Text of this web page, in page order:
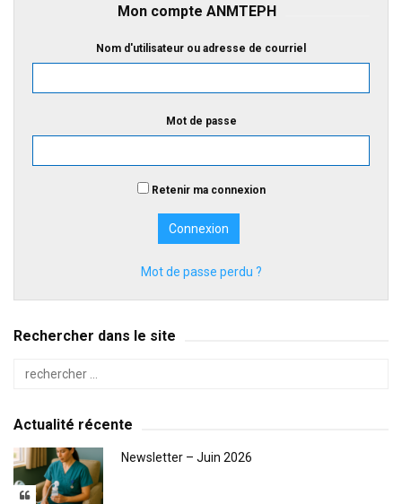
Mon compte ANMTEPH
Nom d'utilisateur ou adresse de courriel
Mot de passe
Retenir ma connexion
Mot de passe perdu ?
Rechercher dans le site
Actualité récente
Newsletter – Juin 2026